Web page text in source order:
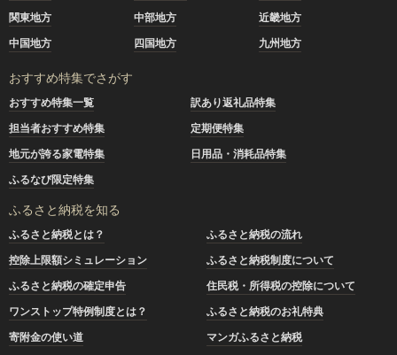
関東地方
中部地方
近畿地方
中国地方
四国地方 九州地方
おすすめ特集でさがす
おすすめ特集一覧
訳あり返礼品特集
担当者おすすめ特集
定期便特集
地元が誇る家電特集
日用品・消耗品特集
ふるなび限定特集
ふるさと納税を知る
ふるさと納税とは？
ふるさと納税の流れ
控除上限額シミュレーション
ふるさと納税制度について
ふるさと納税の確定申告
住民税・所得税の控除について
ワンストップ特例制度とは？
ふるさと納税のお礼特典
寄附金の使い道
マンガふるさと納税